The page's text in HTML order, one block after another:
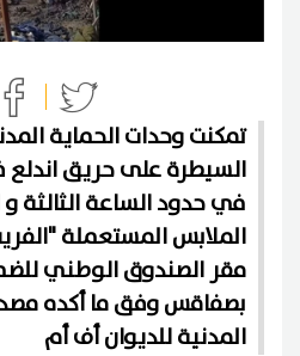
تمكنت وحدات الحماية
السيطرة على حريق اندلع
في حدود الساعة
الملابس المستعملة
مقر الصندوق الوطني
بصفاقس وفق ما أكده
المدنية للديوان أف أم